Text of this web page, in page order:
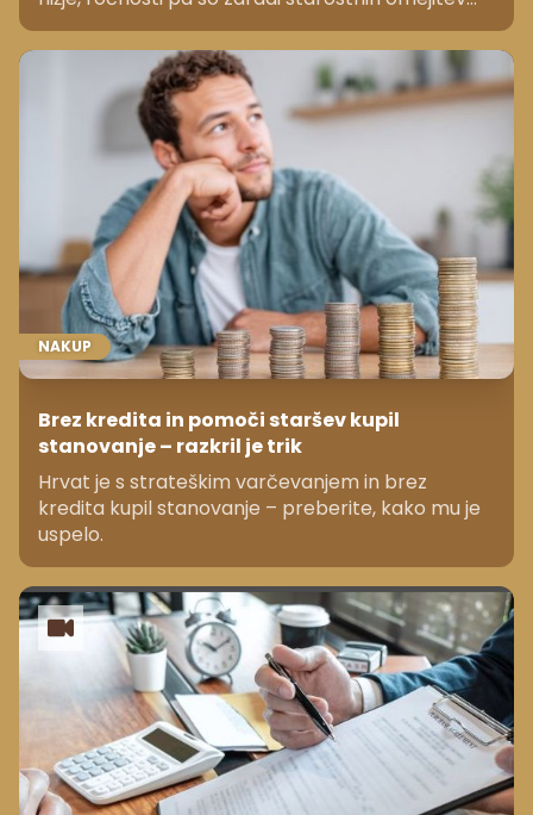
krajše, zato lahko že manjši znesek pomeni
precej visok mesečni obrok. Do katere starosti
banke odobrijo kredit in kaj preverjajo?
NAKUP
Brez kredita in pomoči staršev kupil
stanovanje – razkril je trik
Hrvat je s strateškim varčevanjem in brez
kredita kupil stanovanje – preberite, kako mu je
uspelo.